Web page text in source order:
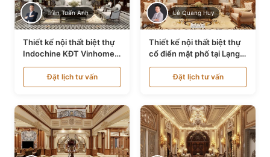
Trần Tuấn Anh
Thiết kế nội thất biệt thự
Indochine KĐT Vinhomes
Ocean Park NT24600
Đặt lịch tư vấn
Lê Quang Huy
Thiết kế nội thất biệt thự
cổ điển mặt phố tại Lạng
Sơn NT24534
Đặt lịch tư vấn